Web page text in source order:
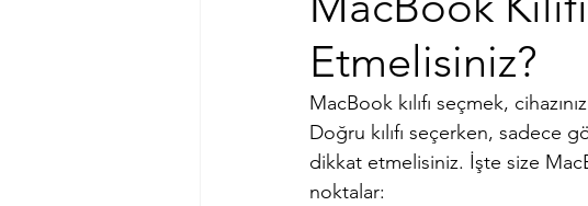
Etmelisiniz?
MacBook kılıfı seçmek,
Doğru kılıfı seçerken, sadece
dikkat etmelisiniz. İşte size
noktalar: